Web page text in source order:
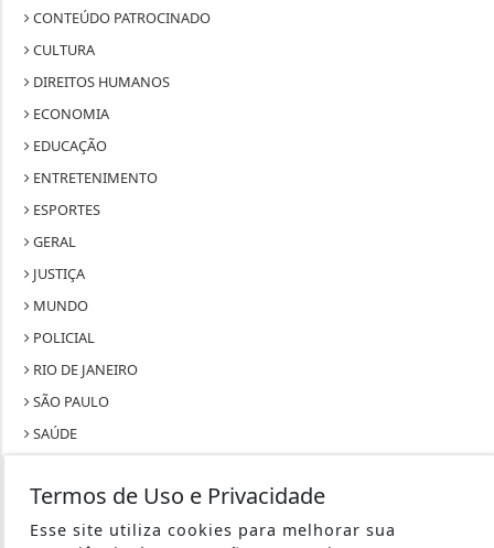
CONTEÚDO PATROCINADO
CULTURA
DIREITOS HUMANOS
ECONOMIA
EDUCAÇÃO
ENTRETENIMENTO
ESPORTES
GERAL
JUSTIÇA
MUNDO
POLICIAL
RIO DE JANEIRO
SÃO PAULO
SAÚDE
TRABALHO
Termos de Uso e Privacidade
Esse site utiliza cookies para melhorar sua